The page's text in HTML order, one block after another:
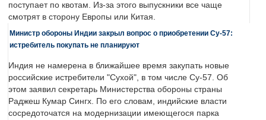
поступает по квотам. Из-за этого выпускники все чаще
смотрят в сторону Европы или Китая.
Министр обороны Индии закрыл вопрос о приобретении Су-57:
истребитель покупать не планируют
Индия не намерена в ближайшее время закупать новые
российские истребители "Сухой", в том числе Су-57. Об
этом заявил секретарь Министерства обороны страны
Раджеш Кумар Сингх. По его словам, индийские власти
сосредоточатся на модернизации имеющегося парка